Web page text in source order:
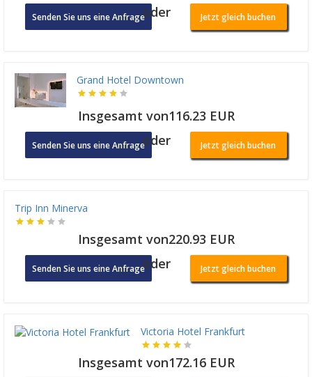
Senden Sie uns eine Anfrageoder Jetzt gleich buchen
Grand Hotel Downtown
Insgesamt von116.23 EUR
Senden Sie uns eine Anfrageoder Jetzt gleich buchen
Trip Inn Minerva
Insgesamt von220.93 EUR
Senden Sie uns eine Anfrageoder Jetzt gleich buchen
Victoria Hotel Frankfurt
Insgesamt von172.16 EUR